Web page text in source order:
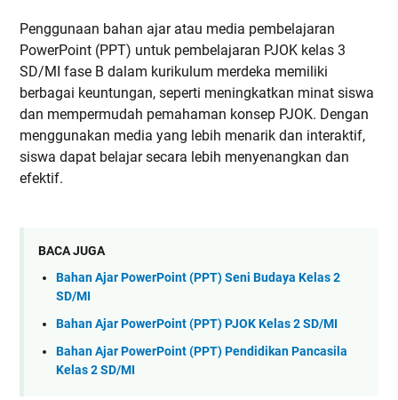
Penggunaan bahan ajar atau media pembelajaran
PowerPoint (PPT) untuk pembelajaran PJOK kelas 3
SD/MI fase B dalam kurikulum merdeka memiliki
berbagai keuntungan, seperti meningkatkan minat siswa
dan mempermudah pemahaman konsep PJOK. Dengan
menggunakan media yang lebih menarik dan interaktif,
siswa dapat belajar secara lebih menyenangkan dan
efektif.
BACA JUGA
Bahan Ajar PowerPoint (PPT) Seni Budaya Kelas 2
SD/MI
Bahan Ajar PowerPoint (PPT) PJOK Kelas 2 SD/MI
Bahan Ajar PowerPoint (PPT) Pendidikan Pancasila
Kelas 2 SD/MI